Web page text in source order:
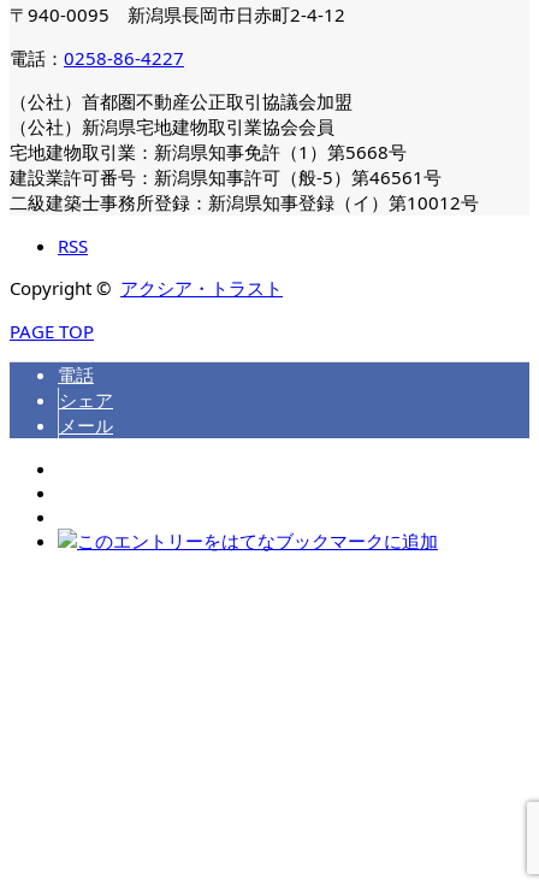
〒940-0095 新潟県長岡市日赤町2-4-12
電話： 0258-86-4227
（公社）首都圏不動産公正取引協議会加盟
（公社）新潟県宅地建物取引業協会会員
宅地建物取引業：新潟県知事免許（1）第5668号
建設業許可番号：新潟県知事許可（般-5）第46561号
二級建築士事務所登録：新潟県知事登録（イ）第10012号
RSS
Copyright © アクシア・トラスト
PAGE TOP
電話
シェア
メール